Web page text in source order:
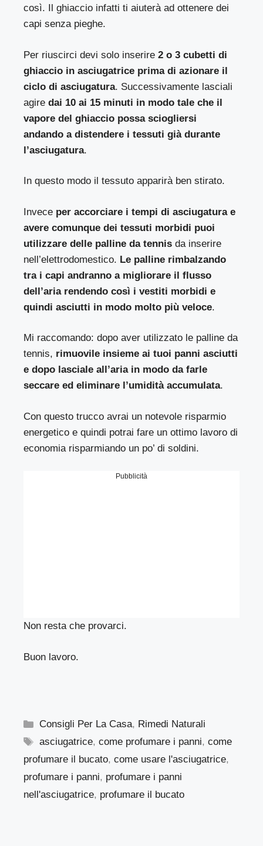
così. Il ghiaccio infatti ti aiuterà ad ottenere dei
capi senza pieghe.
Per riuscirci devi solo inserire2 o 3 cubetti di
ghiaccio in asciugatrice prima di azionare il
ciclo di asciugatura. Successivamente lasciali
agire dai 10 ai 15 minuti in modo tale che il
vapore del ghiaccio possa sciogliersi
andando a distendere i tessuti già durante
l’asciugatura.
In questo modo il tessuto apparirà ben stirato.
Invece per accorciare i tempi di asciugatura e
avere comunque dei tessuti morbidi puoi
utilizzare delle palline da tennis da inserire
nell’elettrodomestico. Le palline rimbalzando
tra i capi andranno a migliorare il flusso
dell’aria rendendo così i vestiti morbidi e
quindi asciutti in modo molto più veloce.
Mi raccomando: dopo aver utilizzato le palline da
tennis, rimuovile insieme ai tuoi panni asciutti
e dopo lasciale all’aria in modo da farle
seccare ed eliminare l’umidità accumulata.
Con questo trucco avrai un notevole risparmio
energetico e quindi potrai fare un ottimo lavoro di
economia risparmiando un po’ di soldini.
Pubblicità
Non resta che provarci.
Buon lavoro.
Categorie
Consigli Per La Casa, Rimedi Naturali
Tag
asciugatrice,come profumare i panni,come
profumare il bucato, come usare l'asciugatrice,
profumare i panni, profumare i panni
nell'asciugatrice, profumare il bucato